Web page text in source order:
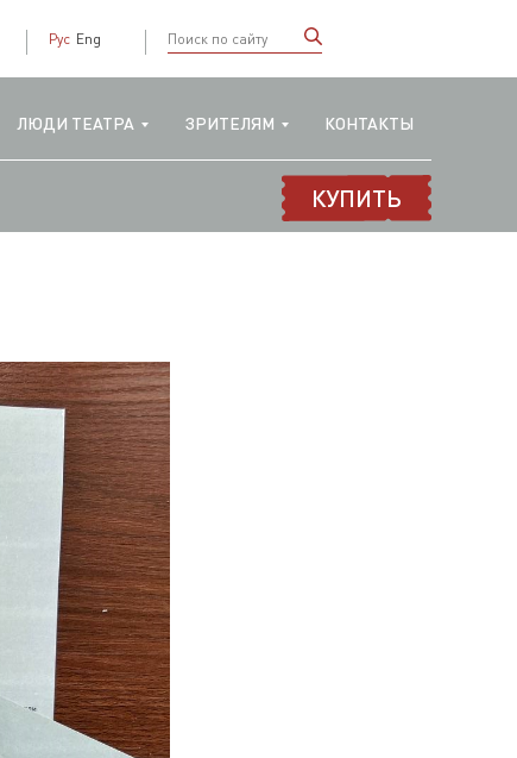
Рус Eng
ЛЮДИ ТЕАТРА ЗРИТЕЛЯМ КОНТАКТЫ
КУПИТЬ